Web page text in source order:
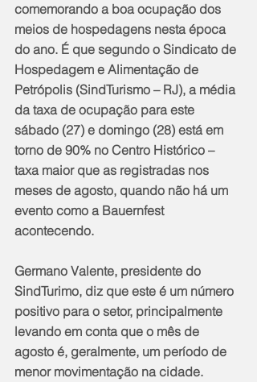
comemorando a boa ocupação dos
meios de hospedagens nesta época
do ano. É que segundo o Sindicato de
Hospedagem e Alimentação de
Petrópolis (SindTurismo – RJ), a média
da taxa de ocupação para este
sábado (27) e domingo (28) está em
torno de 90% no Centro Histórico –
taxa maior que as registradas nos
meses de agosto, quando não há um
evento como a Bauernfest
acontecendo.
Germano Valente, presidente do
SindTurimo, diz que este é um número
positivo para o setor, principalmente
levando em conta que o mês de
agosto é, geralmente, um período de
menor movimentação na cidade.